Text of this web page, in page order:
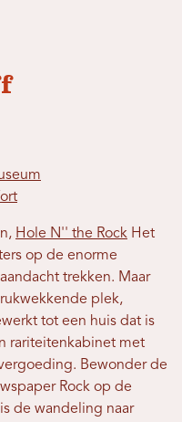
Hole N'' the Rock Het
op de enorme
trekken. Maar
plek,
tot een huis dat is
rariteitenkabinet met
Bewonder de
Rock op de
de wandeling naar